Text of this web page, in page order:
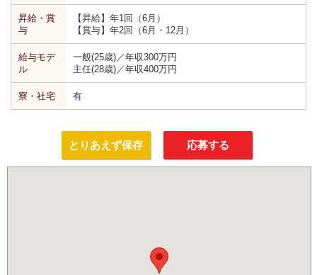
昇給・賞
与
【昇給】年1回（6月）
【賞与】年2回（6月・12月）
給与モデ
ル
一般(25歳)／年収300万円
主任(28歳)／年収400万円
寮・社宅 有
とりあえず保存 応募する